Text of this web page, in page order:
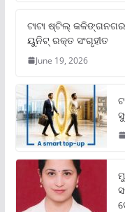
ଟାଟା ଷ୍ଟିଲ୍‌
ୟୁନିଟ୍‌ ରକ୍ତ ସଂଗୃହୀତ
June 19, 2026